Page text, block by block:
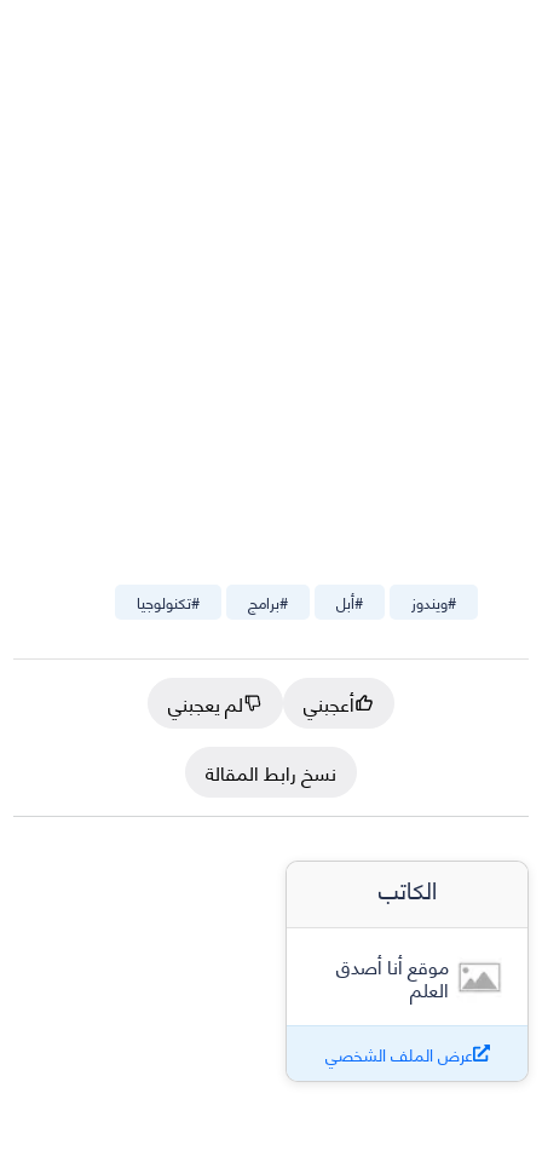
#تكنولوجيا #برامج #أبل #ويندوز
أعجبني
لم يعجبني
نسخ رابط المقالة
الكاتب
موقع أنا أصدق
العلم
عرض الملف الشخصي